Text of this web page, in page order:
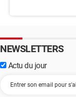
NEWSLETTERS
Actu du jour